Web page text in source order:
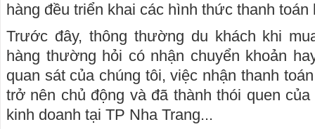
hàng đều triển khai các hình thức thanh toán
Trước đây, thông thường du khách khi
hàng thường hỏi có nhận chuyển khoản
quan sát của chúng tôi, việc nhận thanh
trở nên chủ động và đã thành thói quen
kinh doanh tại TP Nha Trang...